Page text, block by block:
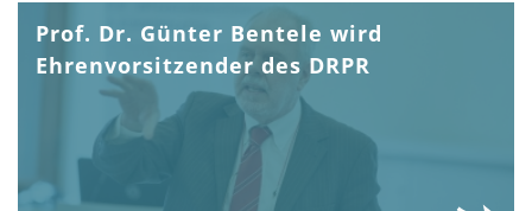
Prof. Dr. Günter Bentele wird
Ehrenvorsitzender des DRPR